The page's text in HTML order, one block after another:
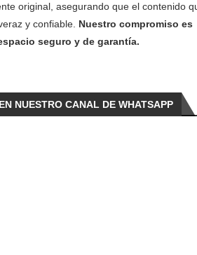
original, asegurando que el contenido
y confiable. Nuestro compromiso es
seguro y de garantía.
NUESTRO CANAL DE WHATSAPP